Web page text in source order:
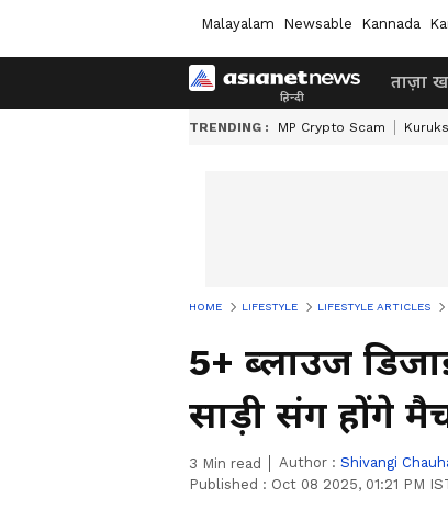
Malayalam Newsable Kannada
ताज़ा
TRENDING : MP Crypto Scam
HOME LIFESTYLE LIFESTYLE ARTICLES
5+ ब्लाउज
साड़ी संग होंगे
3 Min read Author : Shivangi
Published : Oct 08 2025, 01:21 PM